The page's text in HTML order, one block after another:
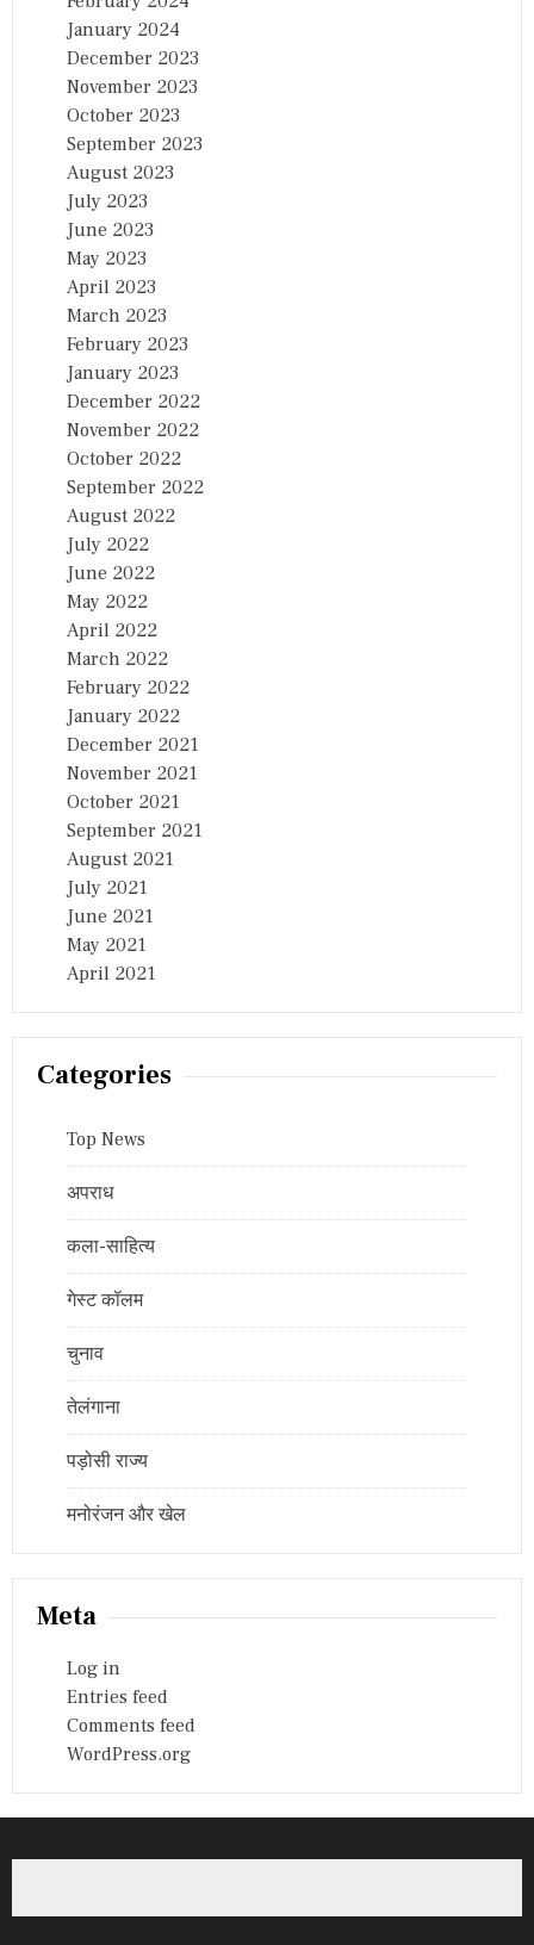
January 2024
December 2023
November 2023
October 2023
September 2023
August 2023
July 2023
June 2023
May 2023
April 2023
March 2023
February 2023
January 2023
December 2022
November 2022
October 2022
September 2022
August 2022
July 2022
June 2022
May 2022
April 2022
March 2022
February 2022
January 2022
December 2021
November 2021
October 2021
September 2021
August 2021
July 2021
June 2021
May 2021
April 2021
Categories
Top News
अपराध
कला-साहित्य
गेस्ट कॉलम
चुनाव
तेलंगाना
पड़ोसी राज्य
मनोरंजन और खेल
Meta
Log in
Entries feed
Comments feed
WordPress.org